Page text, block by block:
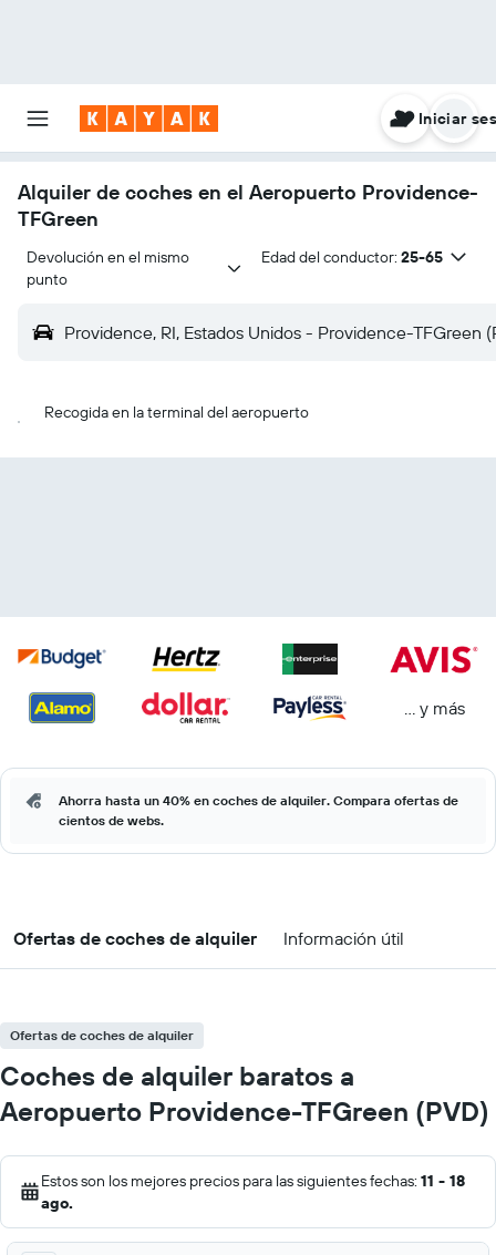
Iniciar
Alquiler de coches en el Aeropuerto Providence-
TFGreen
Devolución en el mismo
punto
Edad del conductor: 25-65
Providence, RI, Estados Unidos - Providence-TFGreen
Recogida en la terminal del aeropuerto
… y más
Ahorra hasta un 40% en coches de alquiler. Compara ofertas de
cientos de webs.
Ofertas de coches de alquiler Información útil
Ofertas de coches de alquiler
Coches de alquiler baratos a
Aeropuerto Providence-TFGreen (PVD)
Estos son los mejores precios para las siguientes fechas: 11 - 18
ago.